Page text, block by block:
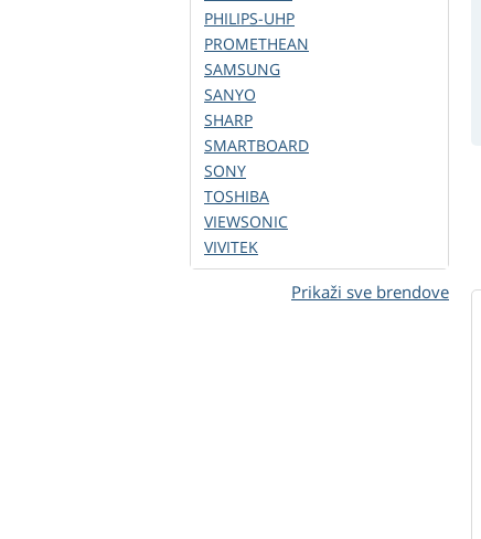
PHILIPS-UHP
PROMETHEAN
SAMSUNG
SANYO
SHARP
SMARTBOARD
SONY
TOSHIBA
VIEWSONIC
VIVITEK
Prikaži sve brendove